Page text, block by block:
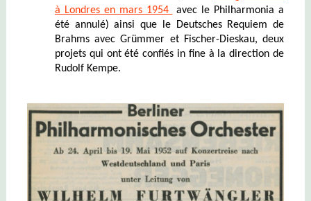
à Londres en mars 1954
avec le Philharmonia a
été annulé) ainsi que le Deutsches Requiem de
Brahms avec Grümmer et Fischer-Dieskau, deux
projets qui ont été confiés in fine à la direction de
Rudolf Kempe.